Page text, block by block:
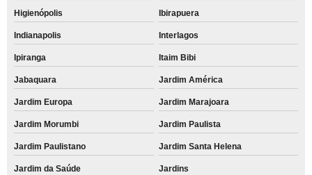
Higienópolis Ibirapuera
Indianapolis Interlagos
Ipiranga Itaim Bibi
Jabaquara Jardim América
Jardim Europa Jardim Marajoara
Jardim Morumbi Jardim Paulista
Jardim Paulistano Jardim Santa Helena
Jardim da Saúde Jardins